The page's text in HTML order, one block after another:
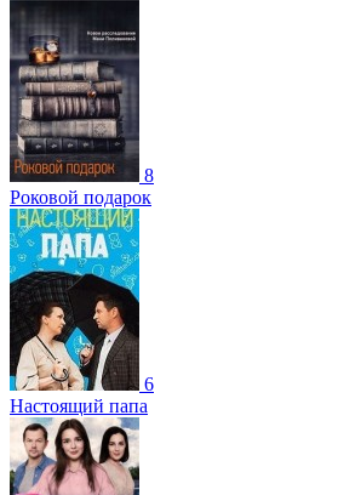
8
Роковой подарок
6
Настоящий папа